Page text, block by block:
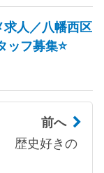
求人／八幡西区
ッフ募集⭐
前へ
歴史好きの